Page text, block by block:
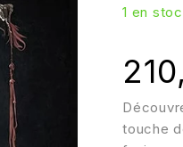
1 en
touche